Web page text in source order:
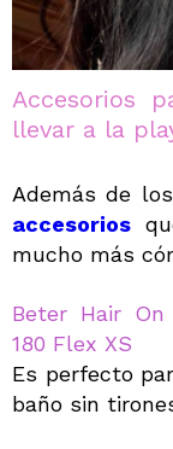
Accesorios
llevar a la
Además de
accesorios
mucho más
Beter Hair
180 Flex XS
Es perfecto
baño sin